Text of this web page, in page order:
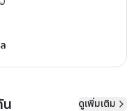
ดูเพิ่มเติม